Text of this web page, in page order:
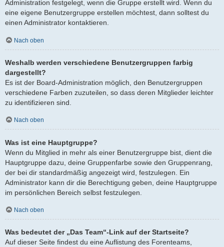
Administration festgelegt, wenn die Gruppe erstellt wird. Wenn du
eine eigene Benutzergruppe erstellen möchtest, dann solltest du
einen Administrator kontaktieren.
Nach oben
Weshalb werden verschiedene Benutzergruppen farbig
dargestellt?
Es ist der Board-Administration möglich, den Benutzergruppen
verschiedene Farben zuzuteilen, so dass deren Mitglieder leichter
zu identifizieren sind.
Nach oben
Was ist eine Hauptgruppe?
Wenn du Mitglied in mehr als einer Benutzergruppe bist, dient die
Hauptgruppe dazu, deine Gruppenfarbe sowie den Gruppenrang,
der bei dir standardmäßig angezeigt wird, festzulegen. Ein
Administrator kann dir die Berechtigung geben, deine Hauptgruppe
im persönlichen Bereich selbst festzulegen.
Nach oben
Was bedeutet der „Das Team“-Link auf der Startseite?
Auf dieser Seite findest du eine Auflistung des Forenteams,